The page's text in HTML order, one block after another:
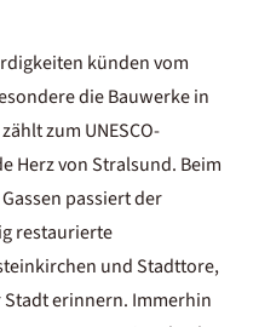
künden vom
die Bauwerke in
zum UNESCO-
Herz von Stralsund. Beim
passiert der
restaurierte
und Stadttore,
Stadt erinnern. Immerhin